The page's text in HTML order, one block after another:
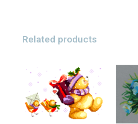
Related products